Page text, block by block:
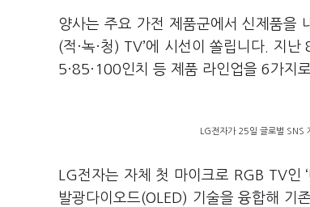
양사는 주요 가전 제품군에서 신제품을
(적·녹·청) TV’에 시선이 쏠립니다. 지
5·85·100인치 등 제품 라인업을 6가지
LG전자가 25일 글로벌 SNS
LG전자는 자체 첫 마이크로 RGB TV인
발광다이오드(OLED) 기술을 융합해 기